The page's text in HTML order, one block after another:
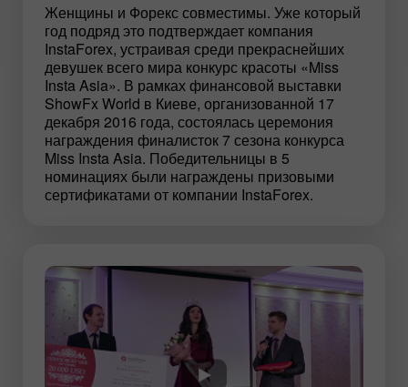
Женщины и Форекс совместимы. Уже который
год подряд это подтверждает компания
InstaForex, устраивая среди прекраснейших
девушек всего мира конкурс красоты «Miss
Insta Asia». В рамках финансовой выставки
ShowFx World в Киеве, организованной 17
декабря 2016 года, состоялась церемония
награждения финалисток 7 сезона конкурса
Miss Insta Asia. Победительницы в 5
номинациях были награждены призовыми
сертификатами от компании InstaForex.